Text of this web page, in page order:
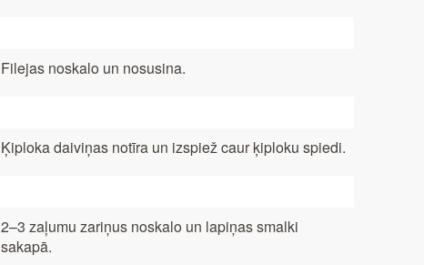
Filejas noskalo un nosusina.
Ķiploka daiviņas notīra un izspiež caur ķiploku spiedi.
2–3 zaļumu zariņus noskalo un lapiņas smalki
sakapā.